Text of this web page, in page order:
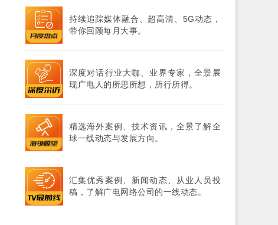
持续追踪媒体融合、超高清、5G动态，
带你回顾每月大事。
深度对话行业大咖、业界专家，全景展
现广电人的所思所想，所行所得。
精选海外案例、技术资讯，全景了解全
球一线动态与发展方向。
汇集优秀案例、新闻动态、从业人员投
稿，了解广电网络公司的一线动态。